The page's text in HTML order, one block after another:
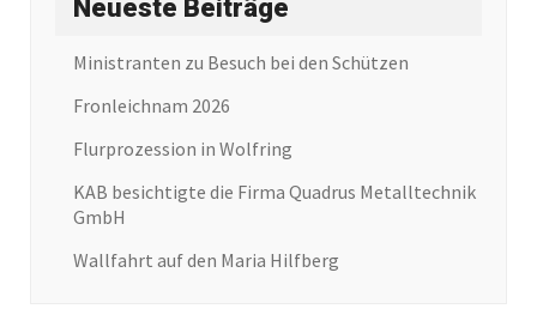
Neueste Beiträge
Ministranten zu Besuch bei den Schützen
Fronleichnam 2026
Flurprozession in Wolfring
KAB besichtigte die Firma Quadrus Metalltechnik
GmbH
Wallfahrt auf den Maria Hilfberg